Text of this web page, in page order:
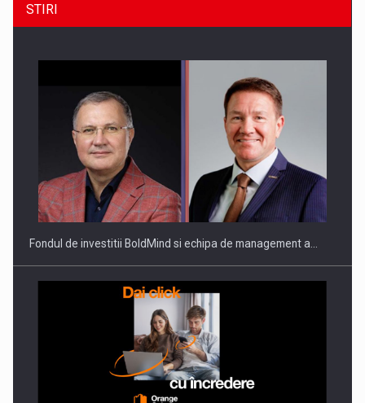
ROOTED IN ROMANIA, BUILT TO DELIVER TECHNOLOGY FOR
THE…
STIRI
Fondul de investitii BoldMind si echipa de management a…